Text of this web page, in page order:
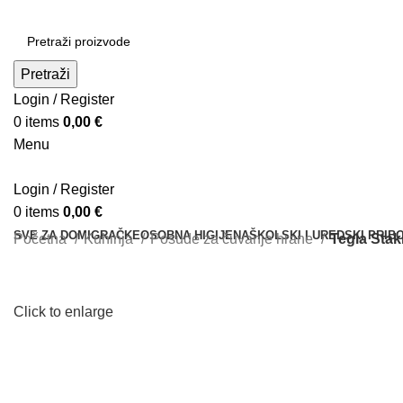
Pretraži
Login / Register
0 items 0,00 €
Menu
Login / Register
0 items 0,00 €
SVE ZA DOMIGRAČKEOSOBNA HIGIJENAŠKOLSKI I UREDSKI
Početna Kuhinja Posude za čuvanje hrane Tegla
Click to enlarge